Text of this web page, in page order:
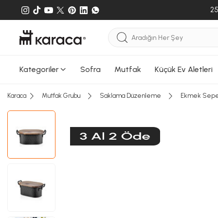
Kategoriler Sofra Mutfak Küçük Ev Aletleri
Karaca Mutfak Grubu Saklama Düzenleme Ekmek